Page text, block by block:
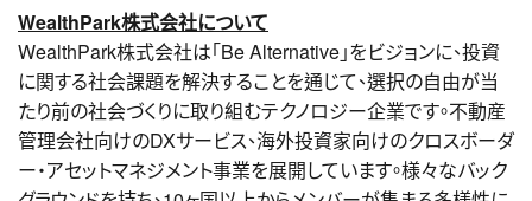
WealthPark株式会社について
WealthPark株式会社は「Be Alternative」をビジョンに、投資
に関する社会課題を解決することを通じて、選択の自由が当
たり前の社会づくりに取り組むテクノロジー企業です。不動産
管理会社向けのDXサービス、海外投資家向けのクロスボーダ
ー・アセットマネジメント事業を展開しています。様々なバック